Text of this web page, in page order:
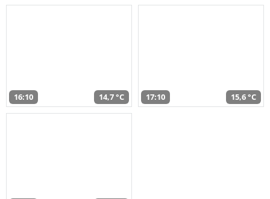
16:10 14,7 °C 17:10 15,6 °C